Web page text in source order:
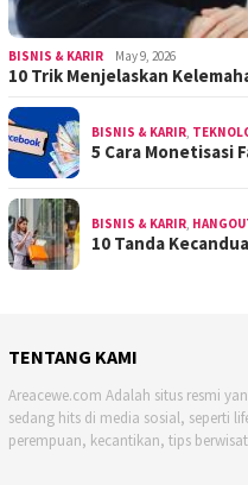
BISNIS & KARIR May 9, 2026
10 Trik Menjelaskan
BISNIS & KARIR,
5 Cara Monetisasi
BISNIS & KARIR,
10 Tanda
TENTANG KAMI
Areacewe.com Adalah situs resmi
sedang hits di media sosial, seperti
perempuan, kecantikan, tips